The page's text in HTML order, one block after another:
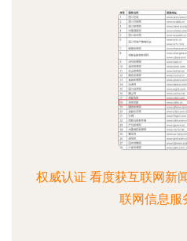
权威认证 看度获互联网新
联网信息服